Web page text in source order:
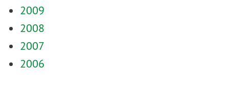
2009
2008
2007
2006